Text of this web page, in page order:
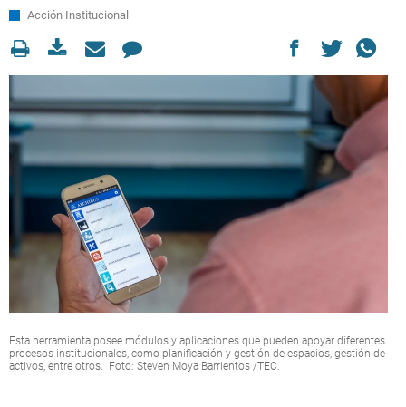
Acción Institucional
Esta herramienta posee módulos y aplicaciones que pueden apoyar diferentes
procesos institucionales, como planificación y gestión de espacios, gestión de
activos, entre otros. Foto: Steven Moya Barrientos /TEC.